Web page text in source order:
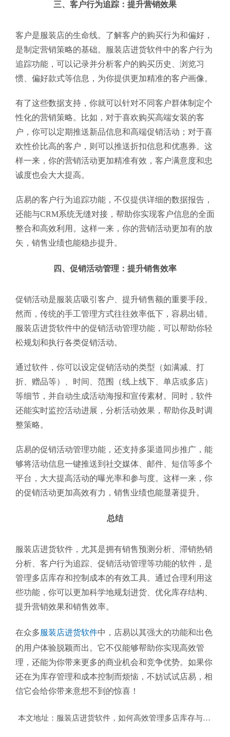
三、客户行为追踪：提升营销效果
客户是服装店的生命线。了解客户的购买行为和偏好，
是制定营销策略的基础。服装店进货软件中的客户行为
追踪功能，可以记录并分析客户的购买历史、浏览习
惯、偏好款式等信息，为你提供更加精准的客户画像。
有了这些数据支持，你就可以针对不同客户群体制定个
性化的营销策略。比如，对于喜欢购买高端女装的客
户，你可以定期推送新品信息和高端促销活动；对于喜
欢性价比高的客户，则可以推送折扣信息和优惠券。这
样一来，你的营销活动更加精准有效，客户满意度和忠
诚度也会大大提高。
店易的客户行为追踪功能，不仅提供详细的数据报告，
还能与CRM系统无缝对接，帮助你实现客户信息的全面
整合和高效利用。这样一来，你的营销活动更加有的放
矢，销售业绩也能稳步提升。
四、促销活动管理：提升销售效率
促销活动是服装店吸引客户、提升销售额的重要手段。
然而，传统的手工管理方式往往效率低下，容易出错。
服装店进货软件中的促销活动管理功能，可以帮助你轻
松规划和执行各类促销活动。
通过软件，你可以设定促销活动的类型（如满减、打
折、赠品等）、时间、范围（线上线下、单店或多店）
等细节，并自动生成活动海报和宣传素材。同时，软件
还能实时监控活动进展，分析活动效果，帮助你及时调
整策略。
店易的促销活动管理功能，还支持多渠道同步推广，能
够将活动信息一键推送到社交媒体、邮件、短信等多个
平台，大大提高活动的曝光率和参与度。这样一来，你
的促销活动更加高效有力，销售业绩也能显著提升。
总结
服装店进货软件，尤其是拥有销售预测分析、滞销热销
分析、客户行为追踪、促销活动管理等功能的软件，是
管理多店库存和控制成本的有效工具。通过合理利用这
些功能，你可以更加科学地规划进货、优化库存结构、
提升营销效果和销售效率。
在众多服装店进货软件中，店易以其强大的功能和出色
的用户体验脱颖而出。它不仅能够帮助你实现高效管
理，还能为你带来更多的商业机会和竞争优势。如果你
还在为库存管理和成本控制而烦恼，不妨试试店易，相
信它会给你带来意想不到的惊喜！
本文地址： 服装店进货软件，如何高效管理多店库存与成本控